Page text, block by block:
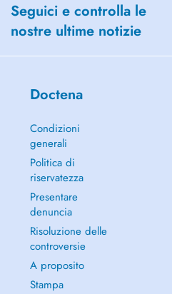
Seguici e controlla le
nostre ultime notizie
Doctena
Condizioni
generali
Politica di
riservatezza
Presentare
denuncia
Risoluzione delle
controversie
A proposito
Stampa